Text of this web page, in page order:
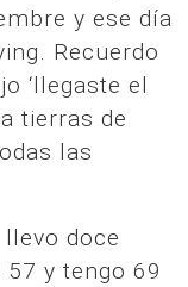
y ese día
Recuerdo
‘llegaste el
tierras de
las
llevo doce
y tengo 69